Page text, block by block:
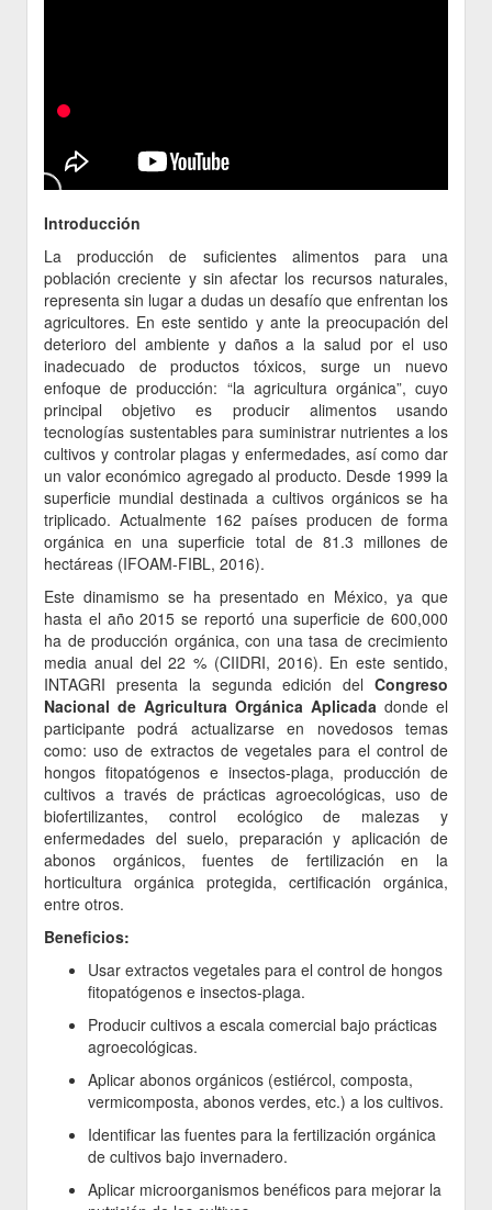
Introducción
La producción de suficientes alimentos para una
población creciente y sin afectar los recursos naturales,
representa sin lugar a dudas un desafío que enfrentan los
agricultores. En este sentido y ante la preocupación del
deterioro del ambiente y daños a la salud por el uso
inadecuado de productos tóxicos, surge un nuevo
enfoque de producción: “la agricultura orgánica”, cuyo
principal objetivo es producir alimentos usando
tecnologías sustentables para suministrar nutrientes a los
cultivos y controlar plagas y enfermedades, así como dar
un valor económico agregado al producto. Desde 1999 la
superficie mundial destinada a cultivos orgánicos se ha
triplicado. Actualmente 162 países producen de forma
orgánica en una superficie total de 81.3 millones de
hectáreas (IFOAM-FIBL, 2016).
Este dinamismo se ha presentado en México, ya que
hasta el año 2015 se reportó una superficie de 600,000
ha de producción orgánica, con una tasa de crecimiento
media anual del 22 % (CIIDRI, 2016). En este sentido,
INTAGRI presenta la segunda edición del Congreso
Nacional de Agricultura Orgánica Aplicada donde el
participante podrá actualizarse en novedosos temas
como: uso de extractos de vegetales para el control de
hongos fitopatógenos e insectos-plaga, producción de
cultivos a través de prácticas agroecológicas, uso de
biofertilizantes, control ecológico de malezas y
enfermedades del suelo, preparación y aplicación de
abonos orgánicos, fuentes de fertilización en la
horticultura orgánica protegida, certificación orgánica,
entre otros.
Beneficios:
Usar extractos vegetales para el control de hongos
fitopatógenos e insectos-plaga.
Producir cultivos a escala comercial bajo prácticas
agroecológicas.
Aplicar abonos orgánicos (estiércol, composta,
vermicomposta, abonos verdes, etc.) a los cultivos.
Identificar las fuentes para la fertilización orgánica
de cultivos bajo invernadero.
Aplicar microorganismos benéficos para mejorar la